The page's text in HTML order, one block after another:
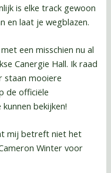
is elke track gewoon
en laat je wegblazen.
een misschien nu al
Canergie Hall. Ik raad
staan mooiere
de officiële
bekijken!
mij betreft niet het
Winter voor